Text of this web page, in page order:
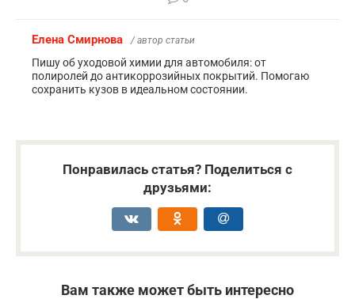
Елена Смирнова / автор статьи
Пишу об уходовой химии для автомобиля: от
полиролей до антикоррозийных покрытий. Помогаю
сохранить кузов в идеальном состоянии.
Понравилась статья? Поделиться с
друзьями:
Вам также может быть интересно